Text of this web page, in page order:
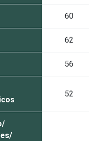
60
62
56
52